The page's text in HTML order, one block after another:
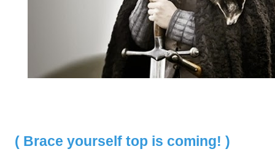
( Brace yourself top is coming! )